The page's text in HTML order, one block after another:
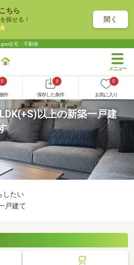
ちら
探せる！ 開く
住宅・不動産
0
件
0
保存した条件
0
お気に入り
以上の新築一戸建
したい
戸建て